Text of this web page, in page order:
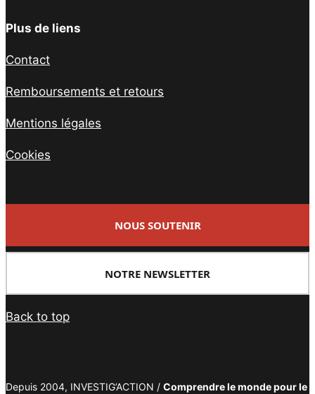
Plus de liens
Contact
Remboursements et retours
Mentions légales
Cookies
NOUS SOUTENIR
NOTRE NEWSLETTER
Back to top
Depuis 2004, INVESTIG’ACTION / Comprendre le monde pour le